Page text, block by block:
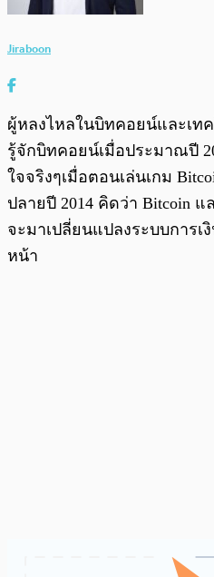
Jiraboon
ผู้หลงไหลในบิทคอยน์และเทค
รู้จักบิทคอยน์เมื่อประมาณปี
ใจจริงๆเมื่อตอนเล่นเกม
ปลายปี 2014 คิดว่า Bitcoin แ
จะมาเปลี่ยนแปลงระบบการเ
หน้า